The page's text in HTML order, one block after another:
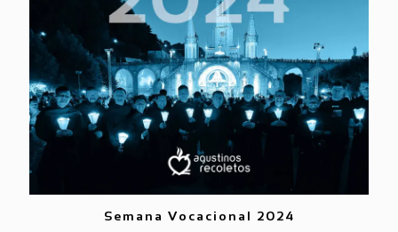
Semana Vocacional 2024